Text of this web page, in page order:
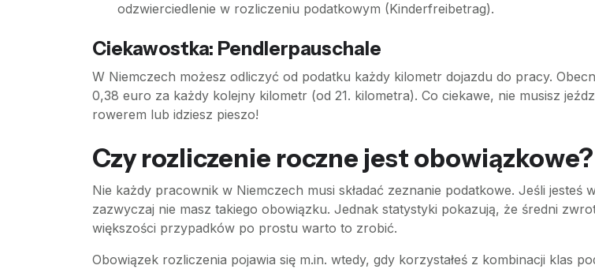
odzwierciedlenie w rozliczeniu podatkowym (Kinderfreibetrag).
Ciekawostka: Pendlerpauschale
W Niemczech możesz odliczyć od podatku każdy kilometr dojazdu do pracy.
0,38 euro za każdy kolejny kilometr (od 21. kilometra). Co ciekawe, nie musisz
rowerem lub idziesz pieszo!
Czy rozliczenie roczne jest obowiązkowe?
Nie każdy pracownik w Niemczech musi składać zeznanie podatkowe. Jeśli jesteś
zazwyczaj nie masz takiego obowiązku. Jednak statystyki pokazują, że średni
większości przypadków po prostu warto to zrobić.
Obowiązek rozliczenia pojawia się m.in. wtedy, gdy korzystałeś z kombinacji klas